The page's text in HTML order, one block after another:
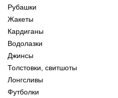
Рубашки
Жакеты
Кардиганы
Водолазки
Джинсы
Толстовки, свитшоты
Лонгсливы
Футболки